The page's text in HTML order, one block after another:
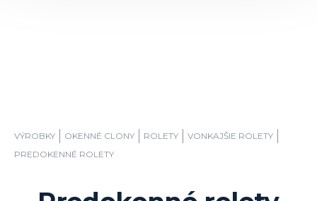
VÝROBKY OKENNÉ CLONY ROLETY
VONKAJŠIE ROLETY
PREDOKENNÉ ROLETY